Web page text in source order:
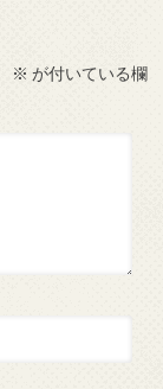
※ が付いている欄